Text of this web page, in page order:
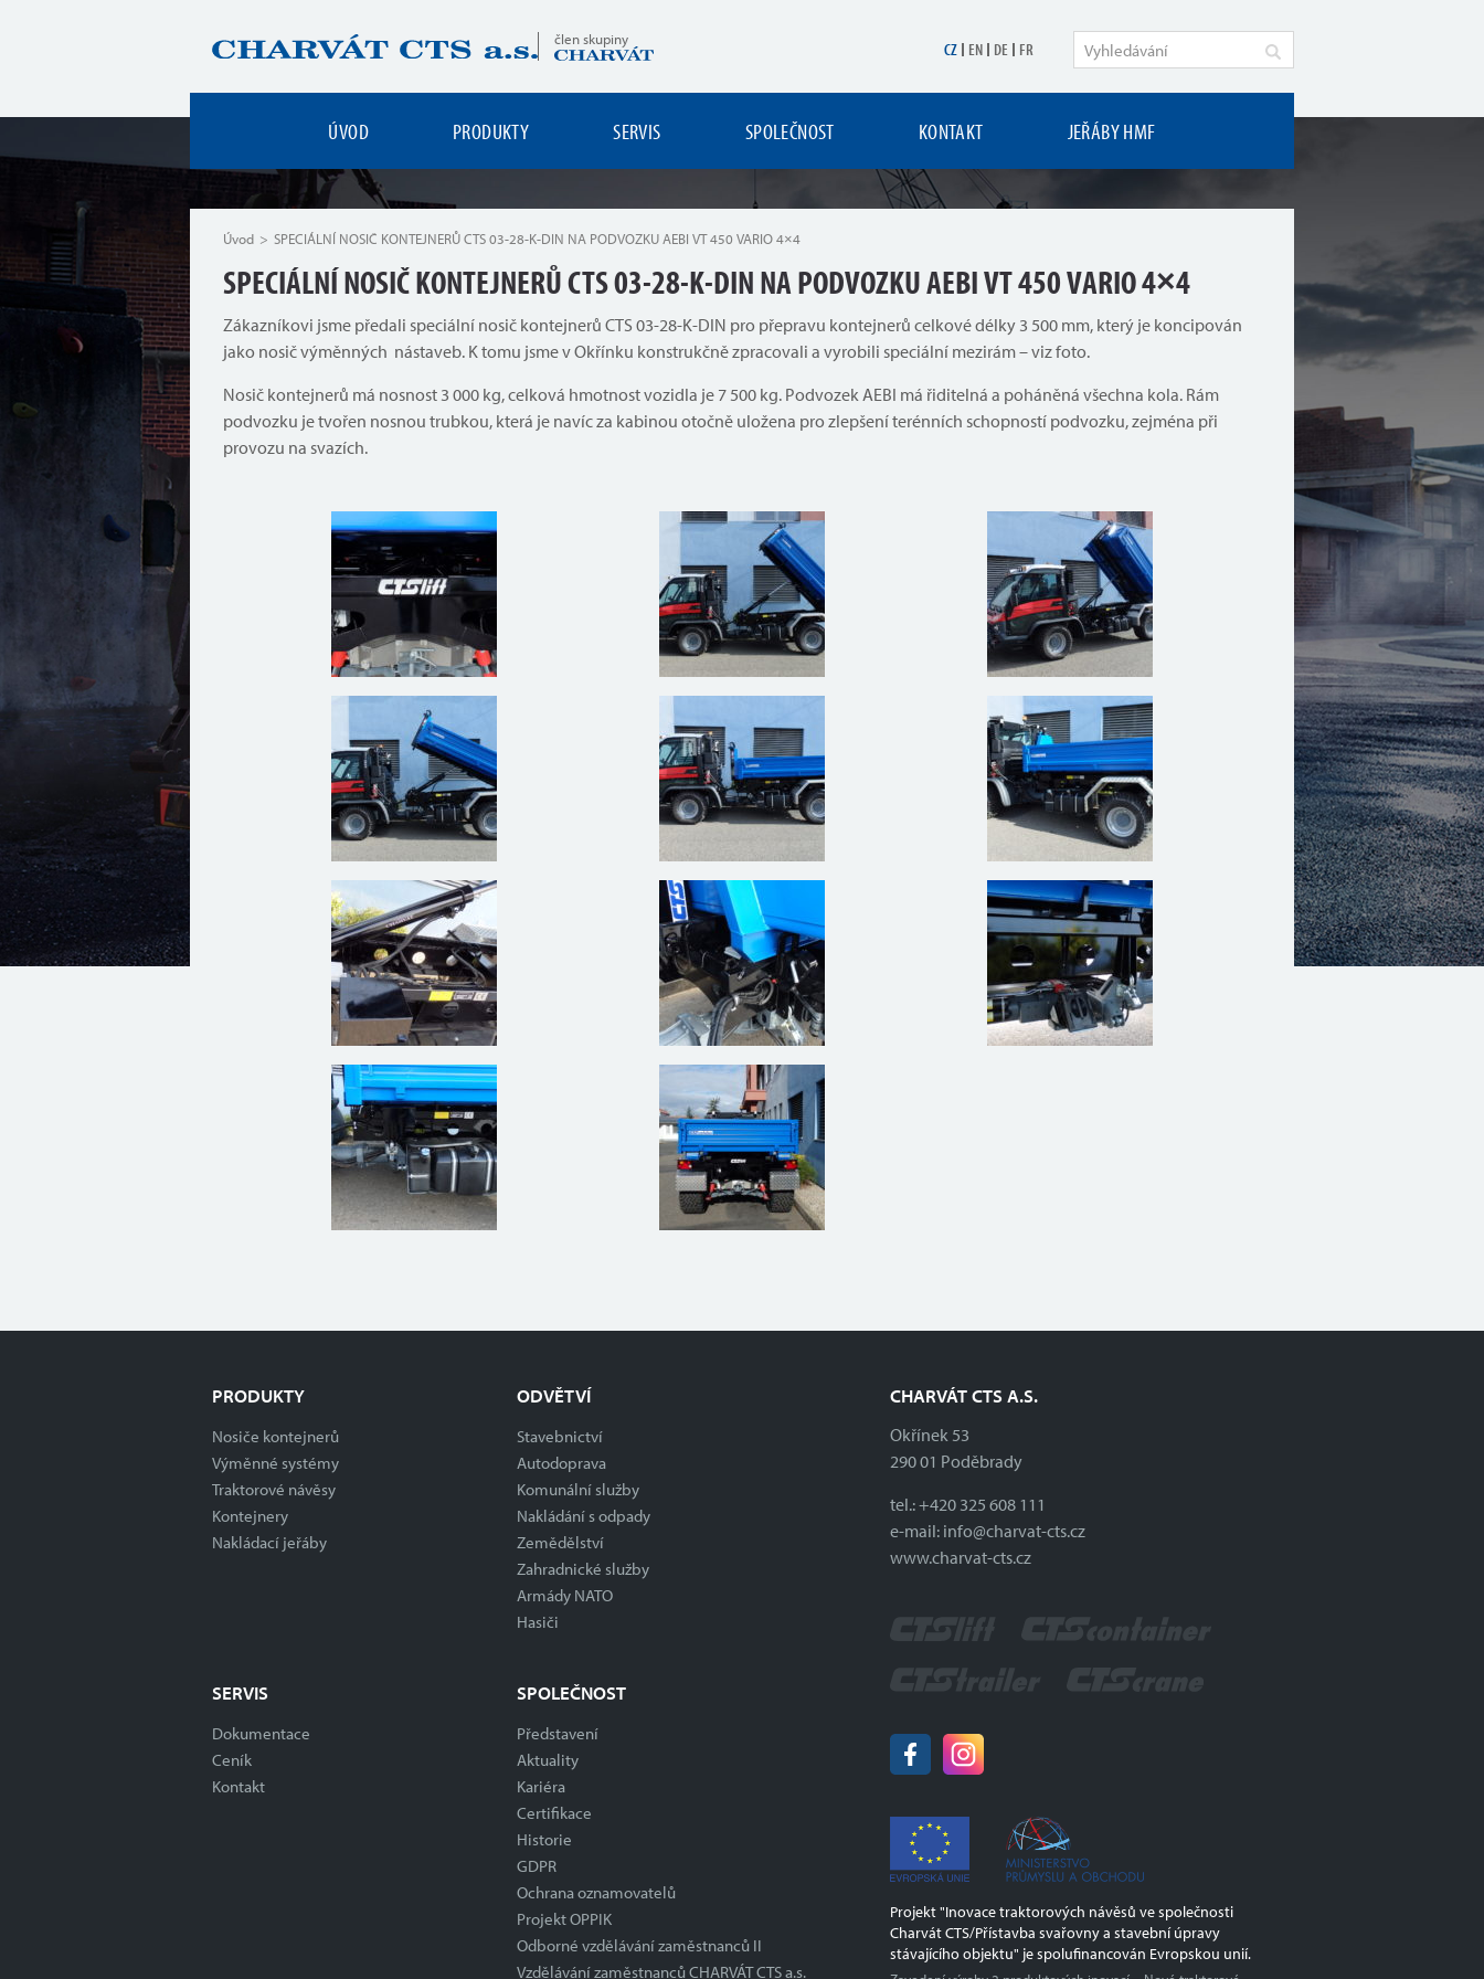
člen skupiny CZ EN DE FR
ÚVOD PRODUKTY SERVIS SPOLEČNOST KONTAKT JEŘÁBY HMF
Úvod SPECIÁLNÍ NOSIČ KONTEJNERŮ CTS 03-28-K-DIN NA PODVOZKU AEBI VT 450 VARIO 4×4
SPECIÁLNÍ NOSIČ KONTEJNERŮ CTS 03-28-K-DIN NA PODVOZKU AEBI VT 450 VARIO 4×4
Zákazníkovi jsme předali speciální nosič kontejnerů CTS 03-28-K-DIN pro přepravu kontejnerů celkové délky 3 500 mm, který je koncipován
jako nosič výměnných nástaveb. K tomu jsme v Okřínku konstrukčně zpracovali a vyrobili speciální mezirám – viz foto.
Nosič kontejnerů má nosnost 3 000 kg, celková hmotnost vozidla je 7 500 kg. Podvozek AEBI má řiditelná a poháněná všechna kola. Rám
podvozku je tvořen nosnou trubkou, která je navíc za kabinou otočně uložena pro zlepšení terénních schopností podvozku, zejména při
provozu na svazích.
PRODUKTY
Nosiče kontejnerů
Výměnné systémy
Traktorové návěsy
Kontejnery
Nakládací jeřáby
ODVĚTVÍ
Stavebnictví
Autodoprava
Komunální služby
Nakládání s odpady
Zemědělství
Zahradnické služby
Armády NATO
Hasiči
SERVIS
Dokumentace
Ceník
Kontakt
SPOLEČNOST
Představení
Aktuality
Kariéra
Certifikace
Historie
GDPR
Ochrana oznamovatelů
Projekt OPPIK
Odborné vzdělávání zaměstnanců II
Vzdělávání zaměstnanců CHARVÁT CTS a.s.
CHARVÁT CTS A.S.
Okřínek 53
290 01 Poděbrady
tel.:+420 325 608 111
e-mail: info@charvat-cts.cz
www.charvat-cts.cz
Projekt "Inovace traktorových návěsů ve společnosti
Charvát CTS/Přístavba svařovny a stavební úpravy
stávajícího objektu" je spolufinancován Evropskou unií.